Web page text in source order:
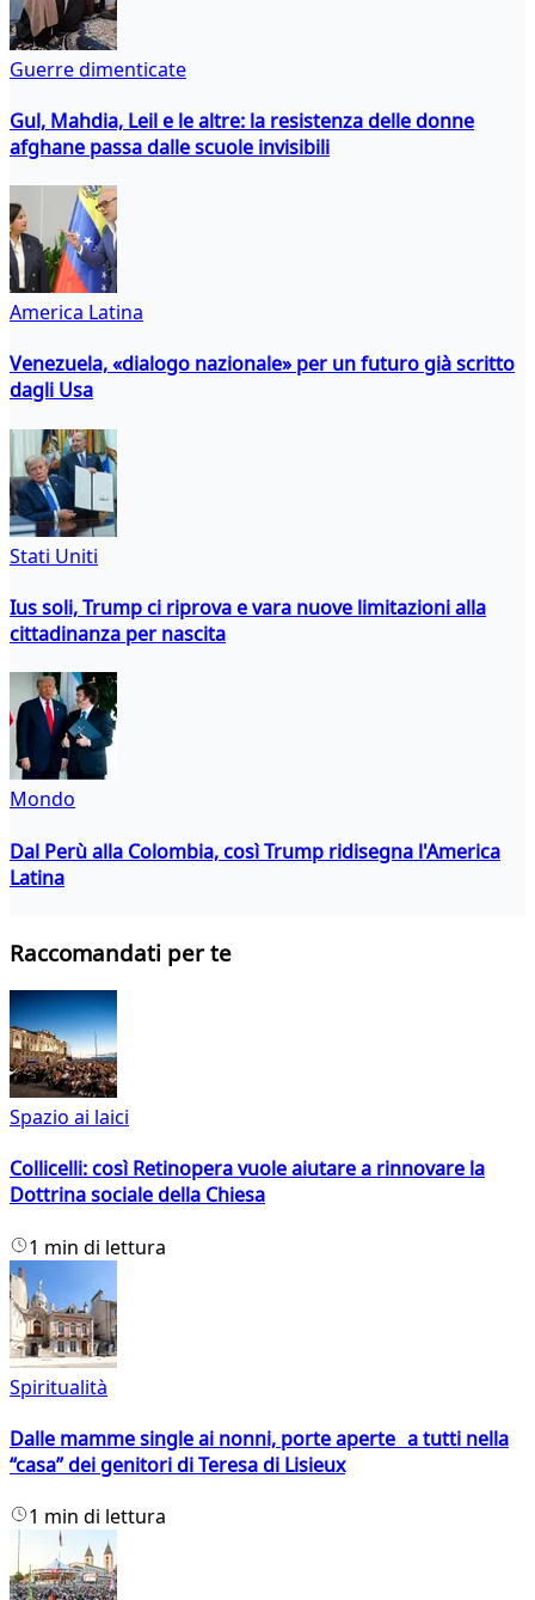
Guerre dimenticate
Gul, Mahdia, Leil e le altre: la resistenza delle donne
afghane passa dalle scuole invisibili
America Latina
Venezuela, «dialogo nazionale» per un futuro già scritto
dagli Usa
Stati Uniti
Ius soli, Trump ci riprova e vara nuove limitazioni alla
cittadinanza per nascita
Mondo
Dal Perù alla Colombia, così Trump ridisegna l'America
Latina
Raccomandati per te
Spazio ai laici
Collicelli: così Retinopera vuole aiutare a rinnovare la
Dottrina sociale della Chiesa
1 min di lettura
Spiritualità
Dalle mamme single ai nonni, porte aperte a tutti nella
“casa” dei genitori di Teresa di Lisieux
1 min di lettura